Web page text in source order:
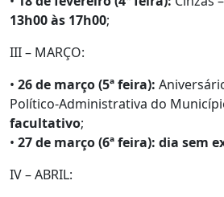
13h00 às 17h00;
III – MARÇO:
• 26 de março (5ª feira):
Político-Administrativa do
facultativo;
• 27 de março (6ª feira): dia sem
IV – ABRIL: